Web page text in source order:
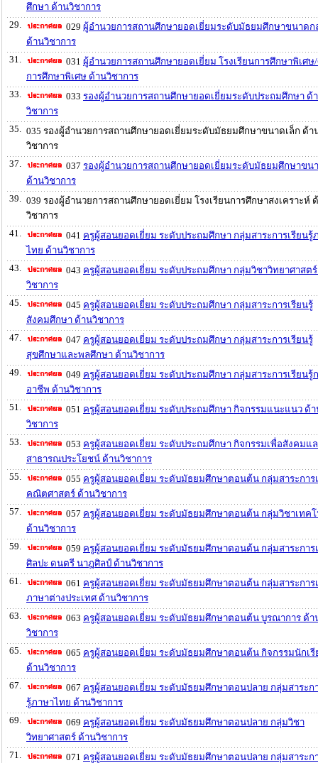
ศึกษา ด้านวิชาการ
29.
029 ผู้อำนวยการสถานศึกษายอดเยี่ยมระดับมัธยมศึกษาขนาดก
ด้านวิชาการ
31.
031 ผู้อำนวยการสถานศึกษายอดเยี่ยม โรงเรียนการศึกษาพิเศษ
การศึกษาพิเศษ ด้านวิชาการ
33.
033 รองผู้อำนวยการสถานศึกษายอดเยี่ยมระดับประถมศึกษา ด้
วิชาการ
35.
035 รองผู้อำนวยการสถานศึกษายอดเยี่ยมระดับมัธยมศึกษาขนาดเล็ก ด้า
วิชาการ
37.
037 รองผู้อำนวยการสถานศึกษายอดเยี่ยมระดับมัธยมศึกษาขน
ด้านวิชาการ
39.
039 รองผู้อำนวยการสถานศึกษายอดเยี่ยม โรงเรียนการศึกษาสงเคราะห์
วิชาการ
41.
041 ครูผู้สอนยอดเยี่ยม ระดับประถมศึกษา กลุ่มสาระการเรียนรู้
ไทย ด้านวิชาการ
43.
043 ครูผู้สอนยอดเยี่ยม ระดับประถมศึกษา กลุ่มวิชาวิทยาศาสต
วิชาการ
45.
045 ครูผู้สอนยอดเยี่ยม ระดับประถมศึกษา กลุ่มสาระการเรียนรู้
สังคมศึกษา ด้านวิชาการ
47.
047 ครูผู้สอนยอดเยี่ยม ระดับประถมศึกษา กลุ่มสาระการเรียนรู้
สุขศึกษาและพลศึกษา ด้านวิชาการ
49.
049 ครูผู้สอนยอดเยี่ยม ระดับประถมศึกษา กลุ่มสาระการเรียนรู้
อาชีพ ด้านวิชาการ
51.
051 ครูผู้สอนยอดเยี่ยม ระดับประถมศึกษา กิจกรรมแนะแนว ด้
วิชาการ
53.
053 ครูผู้สอนยอดเยี่ยม ระดับประถมศึกษา กิจกรรมเพื่อสังคมแ
สาธารณประโยชน์ ด้านวิชาการ
55.
055 ครูผู้สอนยอดเยี่ยม ระดับมัธยมศึกษาตอนต้น กลุ่มสาระการ
คณิตศาสตร์ ด้านวิชาการ
57.
057 ครูผู้สอนยอดเยี่ยม ระดับมัธยมศึกษาตอนต้น กลุ่มวิชาเทค
ด้านวิชาการ
59.
059 ครูผู้สอนยอดเยี่ยม ระดับมัธยมศึกษาตอนต้น กลุ่มสาระการ
ศิลปะ ดนตรี นาฎศิลป์ ด้านวิชาการ
61.
061 ครูผู้สอนยอดเยี่ยม ระดับมัธยมศึกษาตอนต้น กลุ่มสาระการ
ภาษาต่างประเทศ ด้านวิชาการ
63.
063 ครูผู้สอนยอดเยี่ยม ระดับมัธยมศึกษาตอนต้น บูรณาการ ด้า
วิชาการ
65.
065 ครูผู้สอนยอดเยี่ยม ระดับมัธยมศึกษาตอนต้น กิจกรรมนักเรี
ด้านวิชาการ
67.
067 ครูผู้สอนยอดเยี่ยม ระดับมัธยมศึกษาตอนปลาย กลุ่มสาระก
รู้ภาษาไทย ด้านวิชาการ
69.
069 ครูผู้สอนยอดเยี่ยม ระดับมัธยมศึกษาตอนปลาย กลุ่มวิชา
วิทยาศาสตร์ ด้านวิชาการ
71.
071 ครูผู้สอนยอดเยี่ยม ระดับมัธยมศึกษาตอนปลาย กลุ่มสาระก